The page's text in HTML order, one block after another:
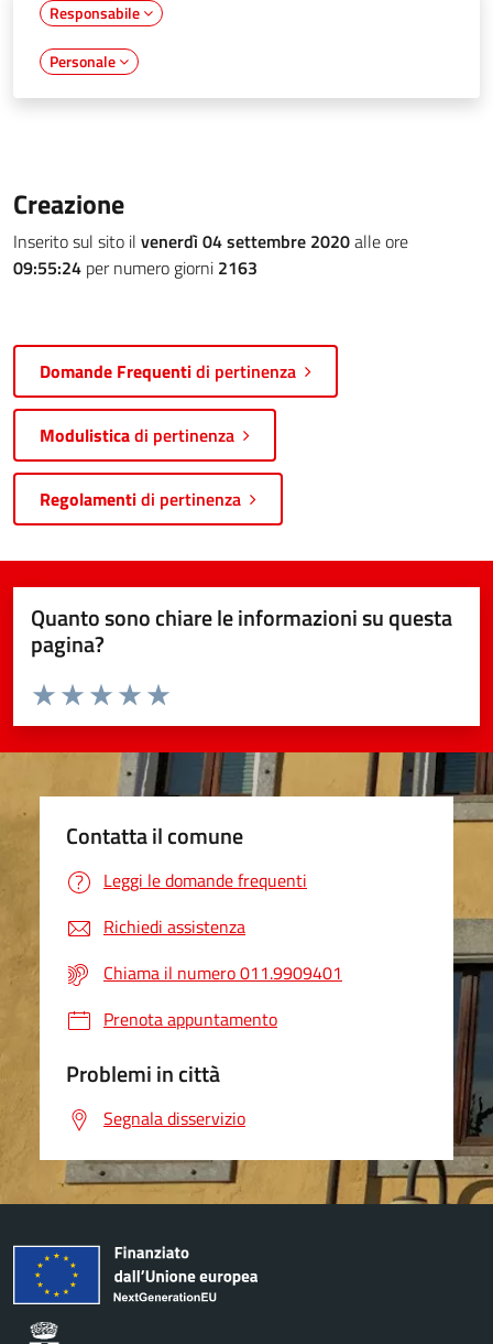
Responsabile
Personale
Creazione
Inserito sul sito il venerdì 04 settembre 2020alle ore
09:55:24 per numero giorni 2163
Domande Frequentidi pertinenza
Modulisticadi pertinenza
Regolamentidi pertinenza
Quanto sono chiare le informazioni su questa
pagina?
Valuta da 1 a 5 stelle la pagina
Valuta 5 stelle su 5
Valuta 4 stelle su 5
Valuta 3 stelle su 5
Valuta 2 stelle su 5
Valuta 1 stelle su 5
Contatta il comune
Leggi le domande frequenti
Richiedi assistenza
Chiama il numero 011.9909401
Prenota appuntamento
Problemi in città
Segnala disservizio